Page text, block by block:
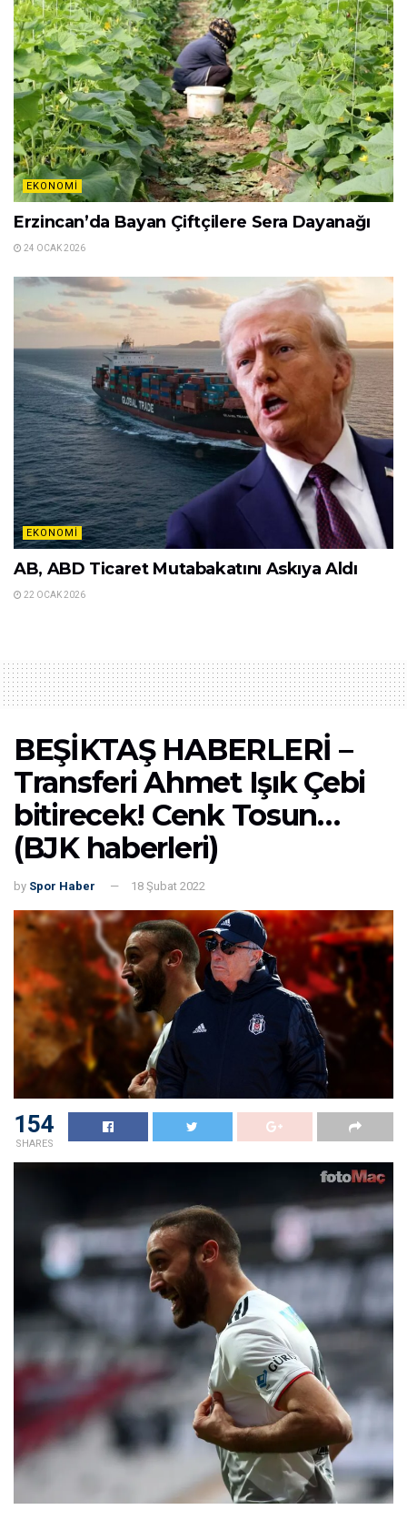
EKONOMI
Erzincan’da Bayan Çiftçilere Sera Dayanağı
24 OCAK 2026
EKONOMI
AB, ABD Ticaret Mutabakatını Askıya Aldı
22 OCAK 2026
BEŞİKTAŞ HABERLERİ –
Transferi Ahmet Işık Çebi
bitirecek! Cenk Tosun…
(BJK haberleri)
by Spor Haber 18 Şubat 2022
154
SHARES